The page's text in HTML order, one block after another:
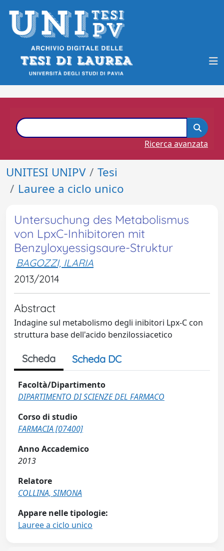
Ricerca avanzata
UNITESI UNIPV
Tesi
Lauree a ciclo unico
Untersuchung des Metabolismus
von LpxC-Inhibitoren mit
Benzyloxyessigsaure-Struktur
BAGOZZI, ILARIA
2013/2014
Abstract
Indagine sul metabolismo degli inibitori Lpx-C con
struttura base dell'acido benzilossiacetico
Scheda Scheda DC
Facoltà/Dipartimento
DIPARTIMENTO DI SCIENZE DEL FARMACO
Corso di studio
FARMACIA [07400]
Anno Accademico
2013
Relatore
COLLINA, SIMONA
Appare nelle tipologie:
Lauree a ciclo unico